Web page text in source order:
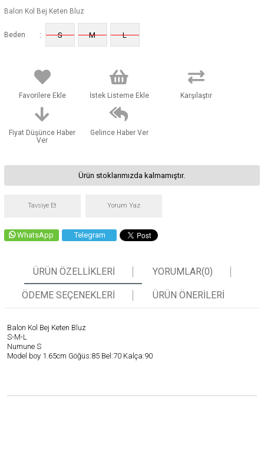
Balon Kol Bej Keten Bluz
Beden : S M L
Favorilere Ekle İstek Listeme Ekle Karşılaştır
Fiyat Düşünce Haber
Ver
Gelince Haber Ver
Ürün stoklarımızda kalmamıştır.
Tavsiye Et Yorum Yaz
WhatsApp Telegram
ÜRÜN ÖZELLIKLERI YORUMLAR(0)
ÖDEME SEÇENEKLERI ÜRÜN ÖNERILERI
Balon Kol Bej Keten Bluz
S-M-L
Numune S
Model boy 1.65cm Göğüs:85 Bel:70 Kalça:90